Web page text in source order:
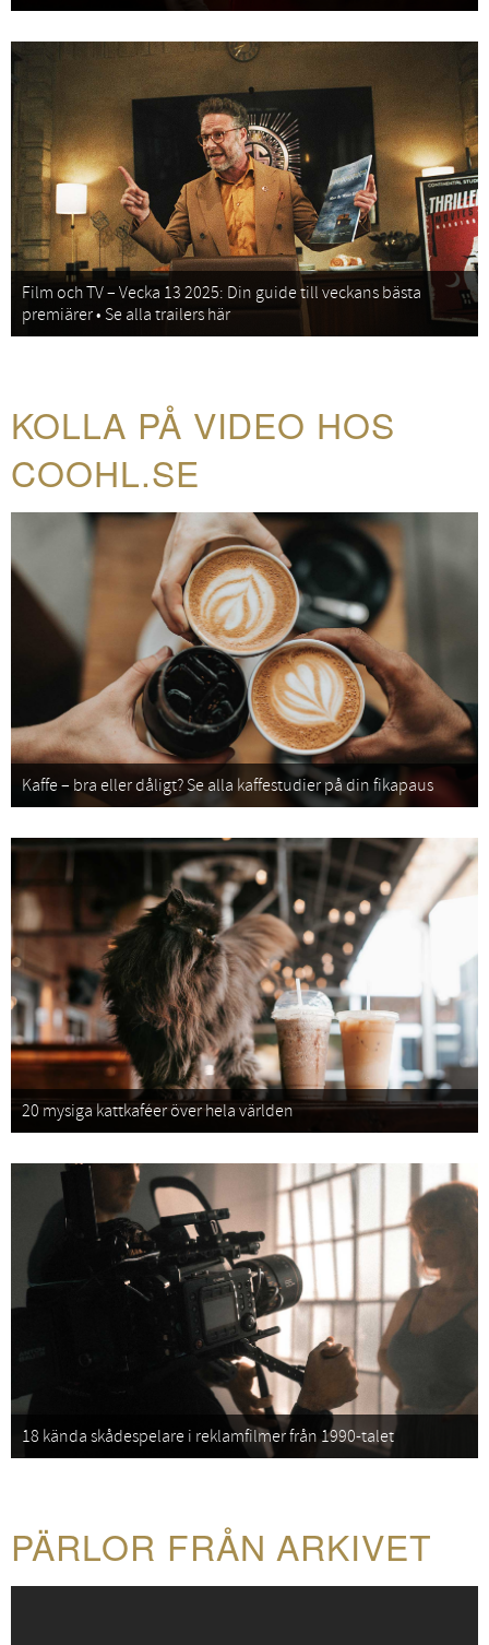
Film och TV – Vecka 13 2025: Din guide till veckans bästa
premiärer • Se alla trailers här
KOLLA PÅ VIDEO HOS
COOHL.SE
Kaffe – bra eller dåligt? Se alla kaffestudier på din fikapaus
20 mysiga kattkaféer över hela världen
18 kända skådespelare i reklamfilmer från 1990-talet
PÄRLOR FRÅN ARKIVET